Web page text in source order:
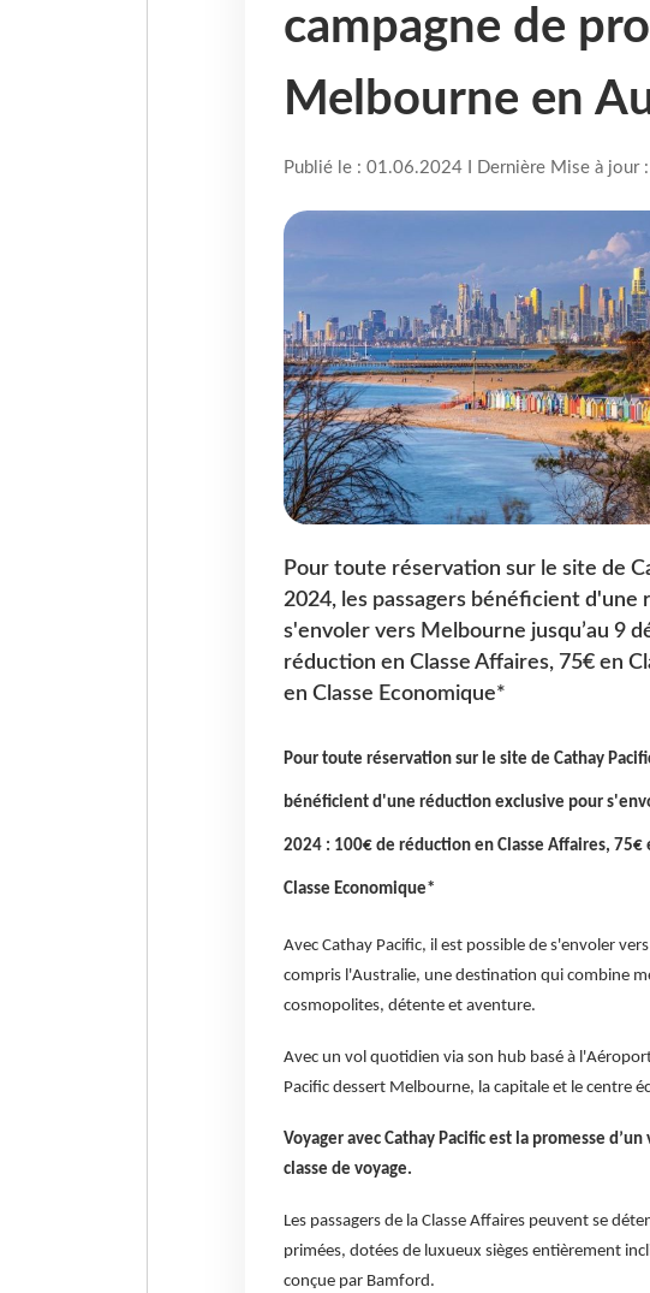
campagne de
Melbourne en
Publié le : 01.06.2024 I Dernière Mise à jour
Pour toute réservation sur le site de
2024, les passagers bénéficient
s'envoler vers Melbourne jusqu’au 9
réduction en Classe Affaires, 75€ en
en Classe Economique*
Pour toute réservation sur le site de Cathay
bénéficient d'une réduction exclusive pour
2024 : 100€ de réduction en Classe Affaires,
Classe Economique*
Avec Cathay Pacific, il est possible de s'envoler
compris l'Australie, une destination qui combine
cosmopolites, détente et aventure.
Avec un vol quotidien via son hub basé à
Pacific dessert Melbourne, la capitale et le centre
Voyager avec Cathay Pacific est la promesse
classe de voyage.
Les passagers de la Classe Affaires peuvent se
primées, dotées de luxueux sièges entièrement
conçue par Bamford.